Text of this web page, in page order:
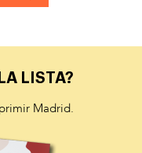
LISTA?
Madrid.